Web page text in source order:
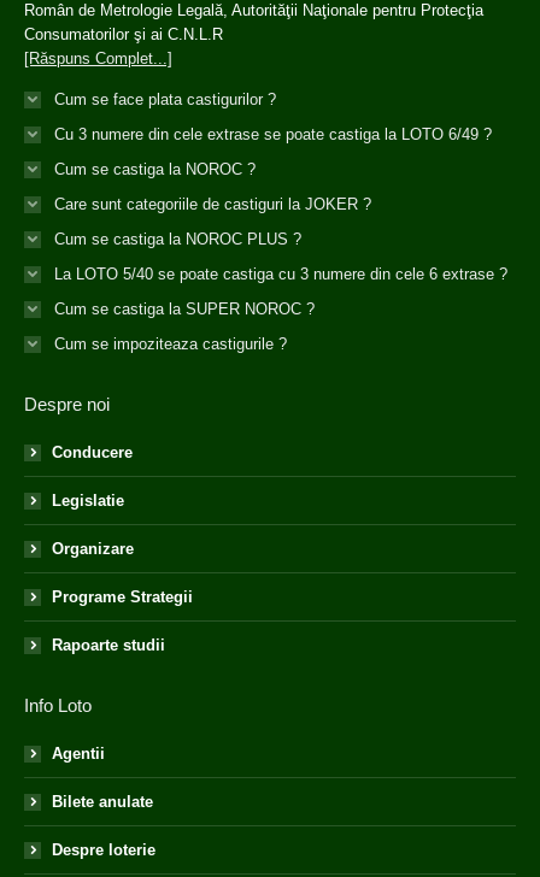
Român de Metrologie Legală, Autorităţii Naţionale pentru Protecţia
Consumatorilor şi ai C.N.L.R
[Răspuns Complet...]
Cum se face plata castigurilor ?
Cu 3 numere din cele extrase se poate castiga la LOTO 6/49 ?
Cum se castiga la NOROC ?
Care sunt categoriile de castiguri la JOKER ?
Cum se castiga la NOROC PLUS ?
La LOTO 5/40 se poate castiga cu 3 numere din cele 6 extrase ?
Cum se castiga la SUPER NOROC ?
Cum se impoziteaza castigurile ?
Despre noi
Conducere
Legislatie
Organizare
Programe Strategii
Rapoarte studii
Info Loto
Agentii
Bilete anulate
Despre loterie